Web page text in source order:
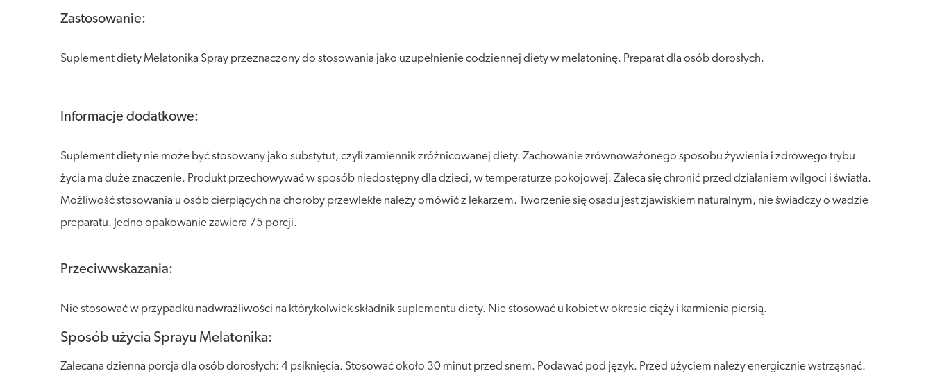
Zastosowanie:
Suplement diety Melatonika Spray przeznaczony do stosowania jako uzupełnienie codziennej diety w melatoninę. Preparat dla osób dorosłych.
Informacje dodatkowe:
Suplement diety nie może być stosowany jako substytut, czyli zamiennik zróżnicowanej diety. Zachowanie zrównoważonego sposobu żywienia i zdrowego trybu
życia ma duże znaczenie. Produkt przechowywać w sposób niedostępny dla dzieci, w temperaturze pokojowej. Zaleca się chronić przed działaniem wilgoci i światła.
Możliwość stosowania u osób cierpiących na choroby przewlekłe należy omówić z lekarzem. Tworzenie się osadu jest zjawiskiem naturalnym, nie świadczy o wadzie
preparatu. Jedno opakowanie zawiera 75 porcji.
Przeciwwskazania:
Nie stosować w przypadku nadwrażliwości na którykolwiek składnik suplementu diety. Nie stosować u kobiet w okresie ciąży i karmienia piersią.
Sposób użycia Sprayu Melatonika:
Zalecana dzienna porcja dla osób dorosłych: 4 psiknięcia. Stosować około 30 minut przed snem. Podawać pod język. Przed użyciem należy energicznie wstrząsnąć.